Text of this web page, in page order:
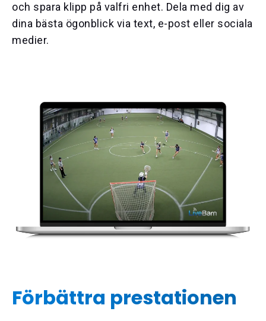
och spara klipp på valfri enhet. Dela med dig av
dina bästa ögonblick via text, e-post eller sociala
medier.
Förbättra prestationen